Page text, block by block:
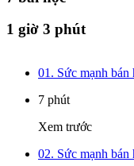
1 giờ 3 phút
01. Sức mạnh bán
7 phút
Xem trước
02. Sức mạnh bán